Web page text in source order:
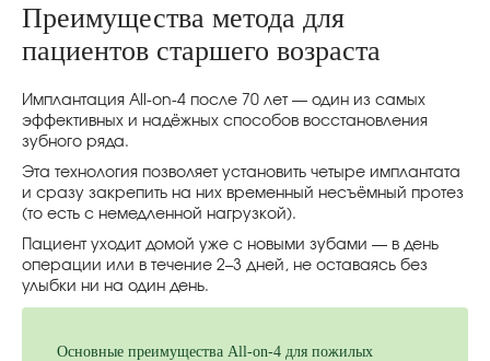
Преимущества метода для
пациентов старшего возраста
Имплантация All-on-4 после 70 лет — один из самых
эффективных и надёжных способов восстановления
зубного ряда.
Эта технология позволяет установить четыре имплантата
и сразу закрепить на них временный несъёмный протез
(то есть с немедленной нагрузкой).
Пациент уходит домой уже с новыми зубами — в день
операции или в течение 2–3 дней, не оставаясь без
улыбки ни на один день.
Основные преимущества All-on-4 для пожилых